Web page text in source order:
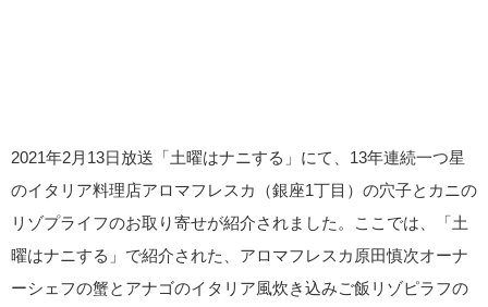
2021年2月13日放送「土曜はナニする」にて、13年連続一つ星
のイタリア料理店アロマフレスカ（銀座1丁目）の穴子とカニの
リゾプライフのお取り寄せが紹介されました。ここでは、「土
曜はナニする」で紹介された、アロマフレスカ原田慎次オーナ
ーシェフの蟹とアナゴのイタリア風炊き込みご飯リゾピラフの